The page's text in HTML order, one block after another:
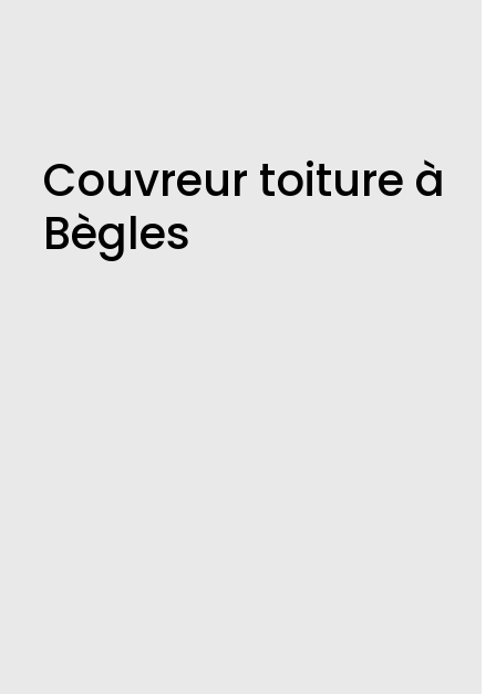
Couvreur toiture à
Bègles